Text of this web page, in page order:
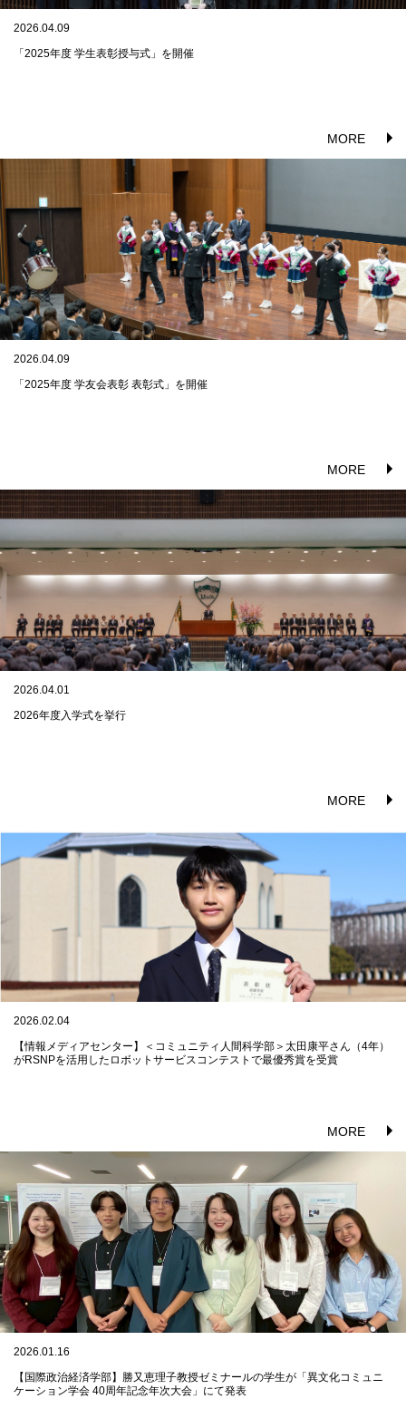
2026.04.09
「2025年度 学生表彰授与式」を開催
MORE
2026.04.09
「2025年度 学友会表彰 表彰式」を開催
MORE
2026.04.01
2026年度入学式を挙行
MORE
2026.02.04
【情報メディアセンター】＜コミュニティ人間科学部＞太田康平さん（4年）
がRSNPを活用したロボットサービスコンテストで最優秀賞を受賞
MORE
2026.01.16
【国際政治経済学部】勝又恵理子教授ゼミナールの学生が「異文化コミュニ
ケーション学会 40周年記念年次大会」にて発表